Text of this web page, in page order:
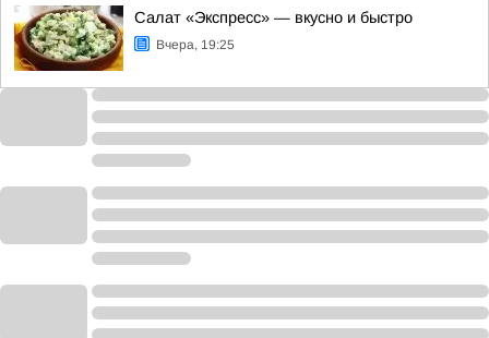
Салат «Экспресс» — вкусно и быстро
Вчера, 19:25